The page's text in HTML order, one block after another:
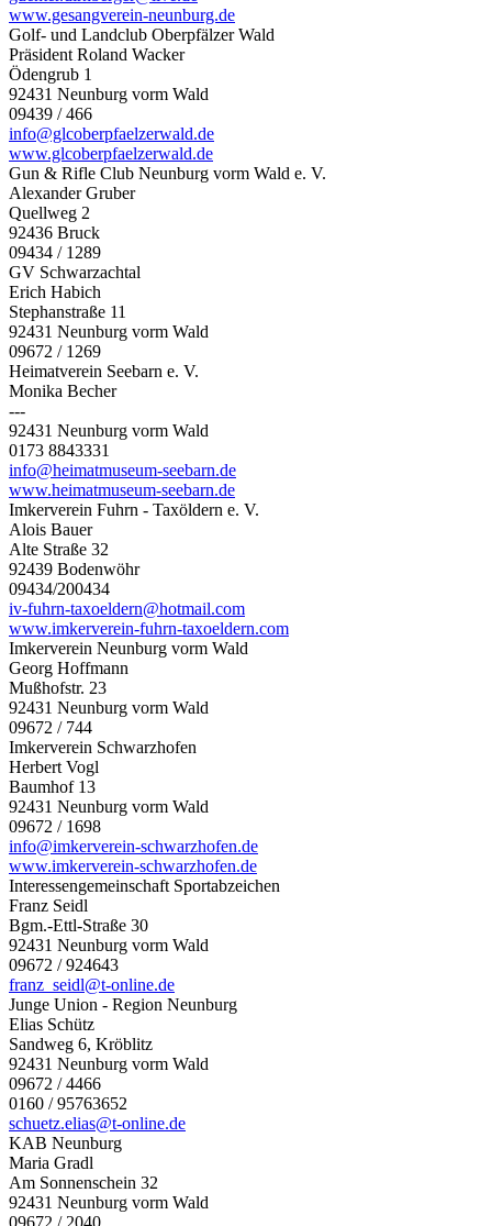
www.gesangverein-neunburg.de
Golf- und Landclub Oberpfälzer Wald
Präsident Roland Wacker
Ödengrub 1
92431 Neunburg vorm Wald
09439 / 466
info@glcoberpfaelzerwald.de
www.glcoberpfaelzerwald.de
Gun & Rifle Club Neunburg vorm Wald e. V.
Alexander Gruber
Quellweg 2
92436 Bruck
09434 / 1289
GV Schwarzachtal
Erich Habich
Stephanstraße 11
92431 Neunburg vorm Wald
09672 / 1269
Heimatverein Seebarn e. V.
Monika Becher
---
92431 Neunburg vorm Wald
0173 8843331
info@heimatmuseum-seebarn.de
www.heimatmuseum-seebarn.de
Imkerverein Fuhrn - Taxöldern e. V.
Alois Bauer
Alte Straße 32
92439 Bodenwöhr
09434/200434
iv-fuhrn-taxoeldern@hotmail.com
www.imkerverein-fuhrn-taxoeldern.com
Imkerverein Neunburg vorm Wald
Georg Hoffmann
Mußhofstr. 23
92431 Neunburg vorm Wald
09672 / 744
Imkerverein Schwarzhofen
Herbert Vogl
Baumhof 13
92431 Neunburg vorm Wald
09672 / 1698
info@imkerverein-schwarzhofen.de
www.imkerverein-schwarzhofen.de
Interessengemeinschaft Sportabzeichen
Franz Seidl
Bgm.-Ettl-Straße 30
92431 Neunburg vorm Wald
09672 / 924643
franz_seidl@t-online.de
Junge Union - Region Neunburg
Elias Schütz
Sandweg 6, Kröblitz
92431 Neunburg vorm Wald
09672 / 4466
0160 / 95763652
schuetz.elias@t-online.de
KAB Neunburg
Maria Gradl
Am Sonnenschein 32
92431 Neunburg vorm Wald
09672 / 2040